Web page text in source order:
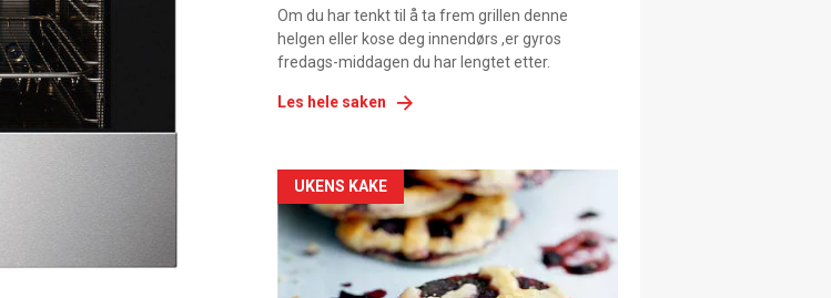
2
Om du har tenkt til å ta frem grillen denne
helgen eller kose deg innendørs ,er gyros
fredags-middagen du har lengtet etter.
Les hele saken
Artikler
detail
-
UKENS KAKE